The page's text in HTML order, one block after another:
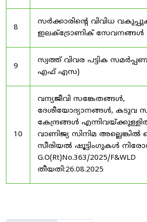
8
സർക്കാരിന്റെ വിവിധ
ഇലക്ട്രോണിക് സേവനങ്ങൾ
9
സ്വത്ത് വിവര പട്ടിക
എഫ് എസ)
10
വന്യജീവി സങ്കേതങ്ങൾ,
ദേശീയോദ്യാനങ്ങൾ, കടുവ
കേന്ദ്രങ്ങൾ
വാണിജ്യ സിനിമ അല്ലെങ്കിൽ
സീരിയൽ ഷൂട്ടിംഗുകൾ
G.O(Rt)No.363/2025/F&WLD
തീയതി:26.08.2025